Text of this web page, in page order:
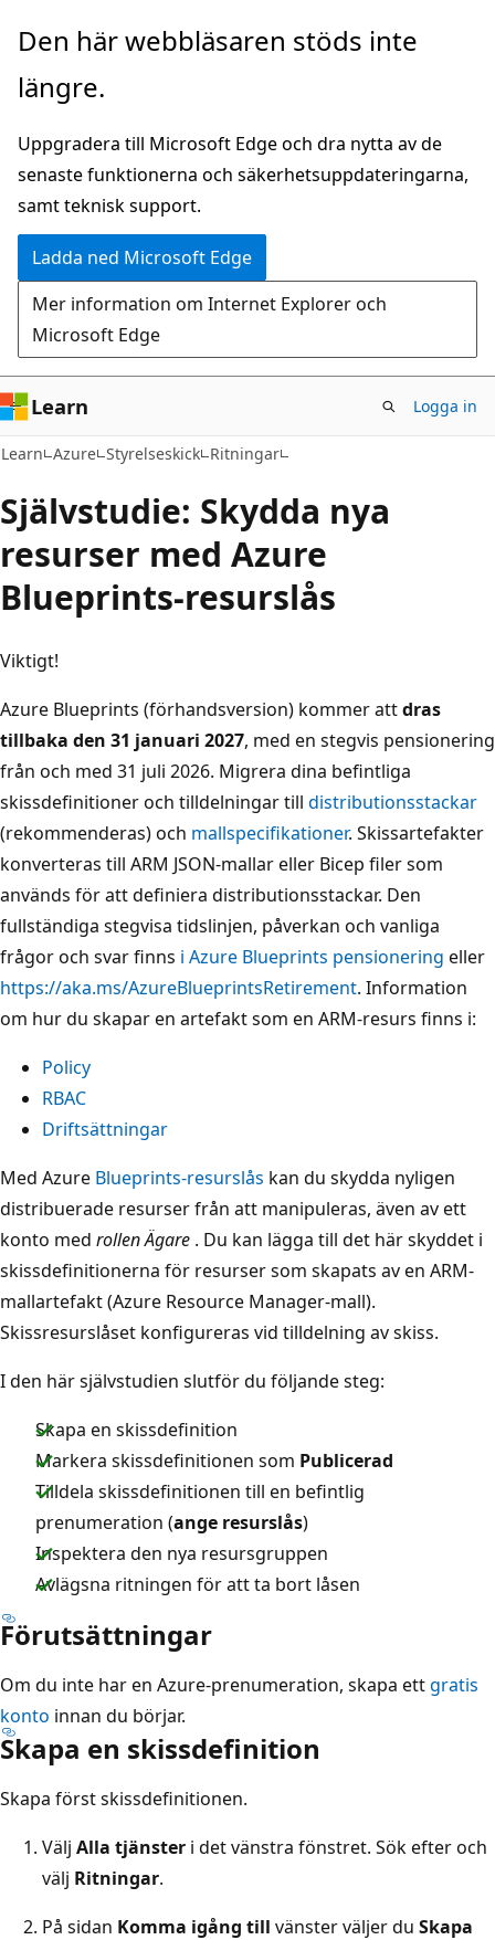
Hoppa
huvudinnehåll
Den här webbläsaren stöds inte
längre.
Uppgradera till Microsoft Edge och dra nytta av de
senaste funktionerna och säkerhetsuppdateringarna,
samt teknisk support.
Ladda ned Microsoft Edge
Mer information om Internet Explorer och
Microsoft Edge
Learn Logga in
Learn Azure Styrelseskick Ritningar
Självstudie: Skydda nya
resurser med Azure
Blueprints-resurslås
Viktigt!
Azure Blueprints (förhandsversion) kommer attdras
tillbaka den 31 januari 2027, med en stegvis pensionering
från och med 31 juli 2026. Migrera dina befintliga
skissdefinitioner och tilldelningar till distributionsstackar
(rekommenderas) och mallspecifikationer. Skissartefakter
konverteras till ARM JSON-mallar eller Bicep filer som
används för att definiera distributionsstackar. Den
fullständiga stegvisa tidslinjen, påverkan och vanliga
frågor och svar finns i Azure Blueprints pensionering eller
https://aka.ms/AzureBlueprintsRetirement. Information
om hur du skapar en artefakt som en ARM-resurs finns i:
Policy
RBAC
Driftsättningar
Med Azure Blueprints-resurslås kan du skydda nyligen
distribuerade resurser från att manipuleras, även av ett
konto med rollen Ägare . Du kan lägga till det här skyddet i
skissdefinitionerna för resurser som skapats av en ARM-
mallartefakt (Azure Resource Manager-mall).
Skissresurslåset konfigureras vid tilldelning av skiss.
I den här självstudien slutför du följande steg:
Skapa en skissdefinition
Markera skissdefinitionen som Publicerad
Tilldela skissdefinitionen till en befintlig
prenumeration (ange resurslås)
Inspektera den nya resursgruppen
Avlägsna ritningen för att ta bort låsen
Förutsättningar
Om du inte har en Azure-prenumeration, skapa ettgratis
konto innan du börjar.
Skapa en skissdefinition
Skapa först skissdefinitionen.
Välj Alla tjänster i det vänstra fönstret. Sök efter och
välj Ritningar.
På sidan Komma igång till vänster väljer du Skapa